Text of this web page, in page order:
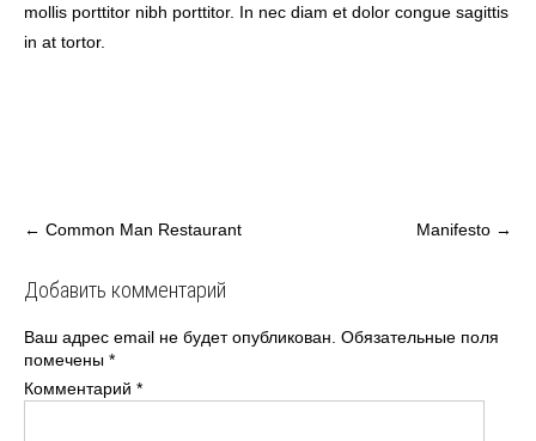
mollis porttitor nibh porttitor. In nec diam et dolor congue sagittis
in at tortor.
Навигация
записям
← Common Man Restaurant Manifesto →
Добавить комментарий
Ваш адрес email не будет опубликован. Обязательные поля
помечены *
Комментарий *